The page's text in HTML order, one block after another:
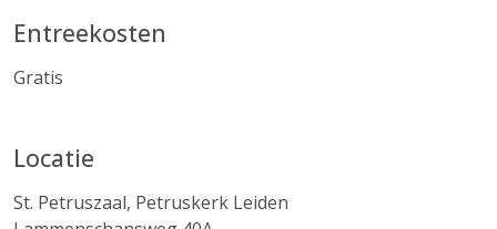
Entreekosten
Gratis
Locatie
St. Petruszaal, Petruskerk Leiden